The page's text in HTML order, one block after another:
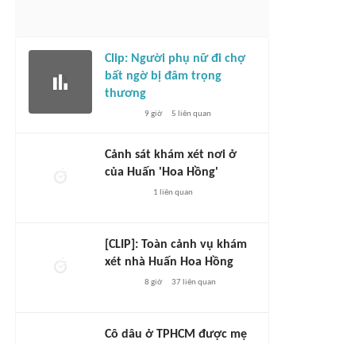
Clip: Người phụ nữ đi chợ
bất ngờ bị đâm trọng
thương
9 giờ 5 liên quan
Cảnh sát khám xét nơi ở
của Huấn 'Hoa Hồng'
1 liên quan
[CLIP]: Toàn cảnh vụ khám
xét nhà Huấn Hoa Hồng
8 giờ 37liên quan
Cô dâu ở TPHCM được mẹ